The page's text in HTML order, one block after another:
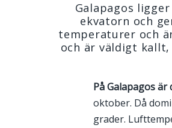
Galapagos
ekvatorn och
temperaturer och
och är väldigt
På Galapagos
oktober. Då
grader.